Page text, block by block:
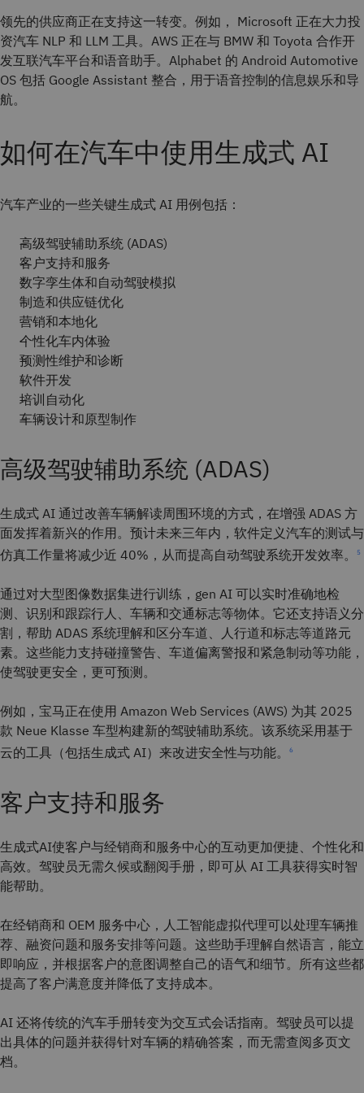
领先的供应商正在支持这一转变。例如， Microsoft 正在大力投
资汽车 NLP 和 LLM 工具。AWS 正在与 BMW 和 Toyota 合作开
发互联汽车平台和语音助手。Alphabet 的 Android Automotive
OS 包括 Google Assistant 整合，用于语音控制的信息娱乐和导
航。
如何在汽车中使用生成式 AI
汽车产业的一些关键生成式 AI 用例包括：
高级驾驶辅助系统 (ADAS)
客户支持和服务
数字孪生体和自动驾驶模拟
制造和供应链优化
营销和本地化
个性化车内体验
预测性维护和诊断
软件开发
培训自动化
车辆设计和原型制作
高级驾驶辅助系统 (ADAS)
生成式 AI 通过改善车辆解读周围环境的方式，在增强 ADAS 方
面发挥着新兴的作用。 预计未来三年内，软件定义汽车的测试与
仿真工作量将减少近 40%，从而提高自动驾驶系统开发效率。
5
通过对大型图像数据集进行训练，gen AI 可以实时准确地检
测、识别和跟踪行人、车辆和交通标志等物体。它还支持语义分
割，帮助 ADAS 系统理解和区分车道、人行道和标志等道路元
素。这些能力支持碰撞警告、车道偏离警报和紧急制动等功能，
使驾驶更安全，更可预测。
例如，宝马正在使用 Amazon Web Services (AWS) 为其 2025
款 Neue Klasse 车型构建新的驾驶辅助系统。该系统采用基于
云的工具（包括生成式 AI）来改进安全性与功能。
6
客户支持和服务
生成式AI使客户与经销商和服务中心的互动更加便捷、个性化和
高效。驾驶员无需久候或翻阅手册，即可从 AI 工具获得实时智
能帮助。
在经销商和 OEM 服务中心，人工智能虚拟代理可以处理车辆推
荐、融资问题和服务安排等问题。这些助手理解自然语言，能立
即响应，并根据客户的意图调整自己的语气和细节。所有这些都
提高了客户满意度并降低了支持成本。
AI 还将传统的汽车手册转变为交互式会话指南。驾驶员可以提
出具体的问题并获得针对车辆的精确答案，而无需查阅多页文
档。